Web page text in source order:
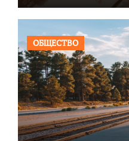
ОБЩЕСТВО